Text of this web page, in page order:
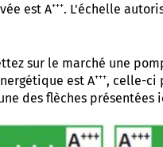
est A+++. L'échelle
sur le marché une
est A+++, celle-ci
des flèches présentées